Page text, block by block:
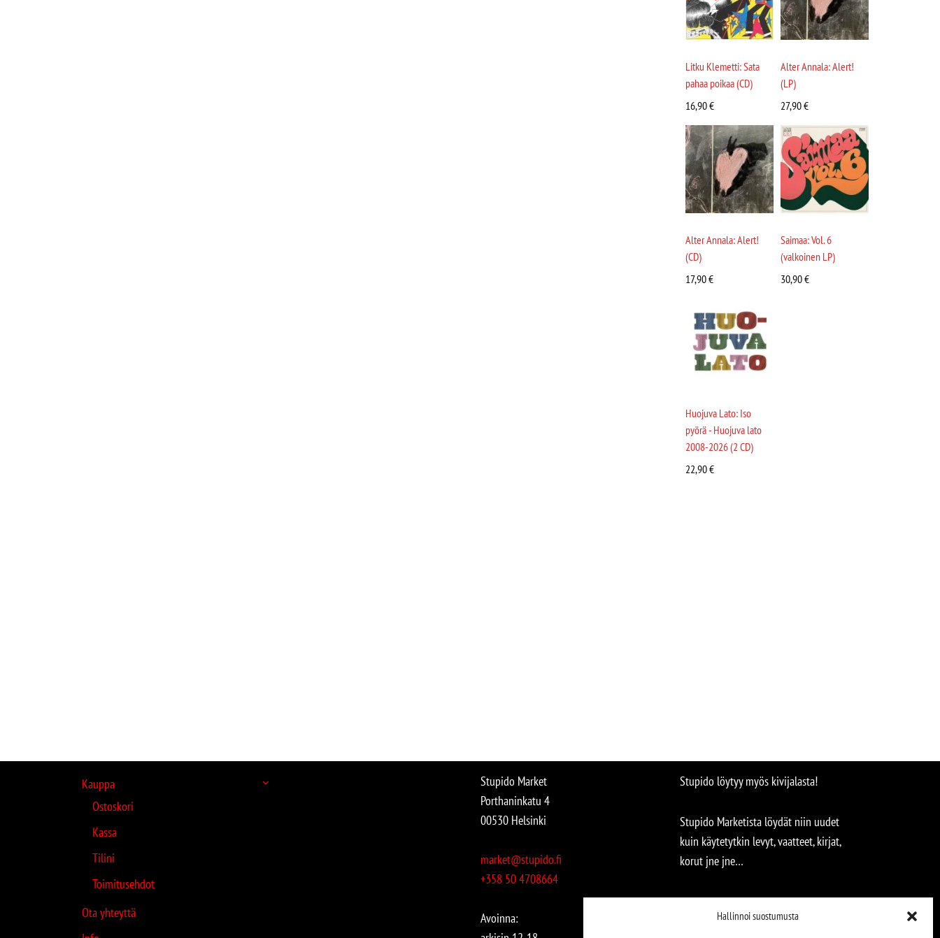
Hallinnoi suostumusta
Litku Klemetti: Sata
pahaa poikaa (CD)
16,90€
Alter Annala: Alert!
(LP)
27,90€
Alter Annala: Alert!
(CD)
17,90€
Saimaa: Vol. 6
(valkoinen LP)
30,90€
Huojuva Lato: Iso
pyörä - Huojuva lato
2008-2026 (2 CD)
22,90€
Kauppa
Ostoskori
Kassa
Tilini
Toimitusehdot
Ota yhteyttä
Stupido Market
Porthaninkatu 4
00530 Helsinki
market@stupido.fi
+358 50 4708664
Avoinna:
Stupido löytyy myös kivijalasta!
Stupido Marketista löydät niin uudet
kuin käytetytkin levyt, vaatteet, kirjat,
korut jne jne…